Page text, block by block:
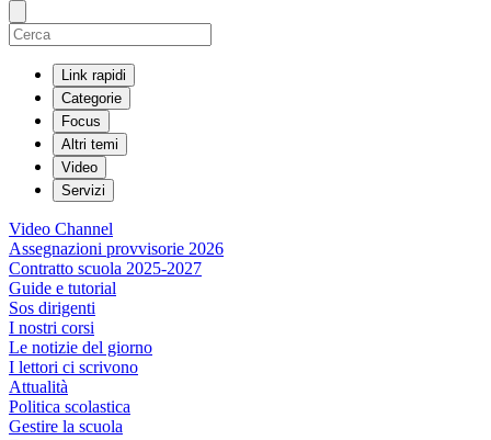
Link rapidi
Categorie
Focus
Altri temi
Video
Servizi
Video Channel
Assegnazioni provvisorie 2026
Contratto scuola 2025-2027
Guide e tutorial
Sos dirigenti
I nostri corsi
Le notizie del giorno
I lettori ci scrivono
Attualità
Politica scolastica
Gestire la scuola